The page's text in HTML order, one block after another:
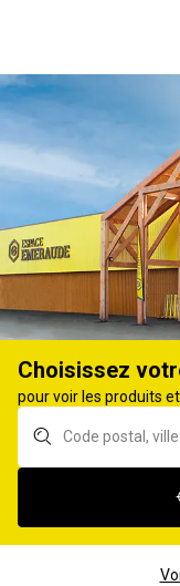
Ex : Robot
Matériel d'élevage
produits
Abreuvoir LA GEE
niveau constant
polyflex standard
Choisissez
pour voir les produits